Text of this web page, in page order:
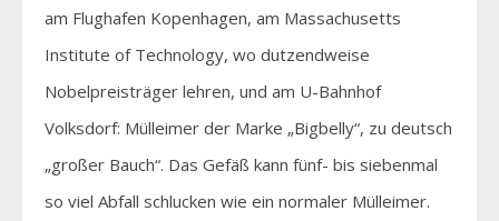
am Flughafen Kopenhagen, am Massachusetts
Institute of Technology, wo dutzendweise
Nobelpreisträger lehren, und am U-Bahnhof
Volksdorf: Mülleimer der Marke „Bigbelly“, zu deutsch
„großer Bauch“. Das Gefäß kann fünf- bis siebenmal
so viel Abfall schlucken wie ein normaler Mülleimer.